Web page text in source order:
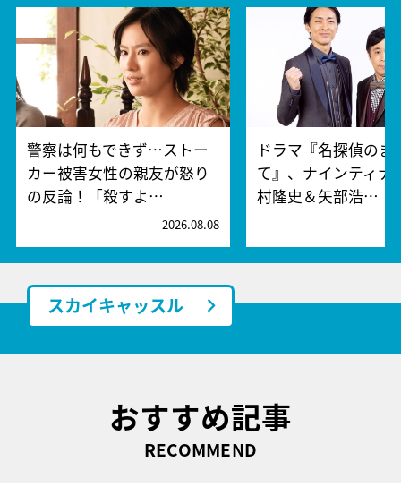
警察は何もできず…ストー
カー被害女性の親友が怒り
の反論！「殺すよ…
2026.08.08
ドラマ『名探偵のま
て』、ナインティナ
村隆史＆矢部浩…
スカイキャッスル
おすすめ記事
RECOMMEND